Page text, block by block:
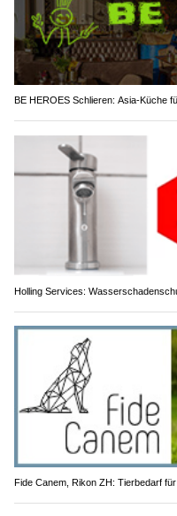
BE HEROES Schlieren: Asia-Küche
Holling Services:
Fide Canem, Rikon ZH: Tierbedarf